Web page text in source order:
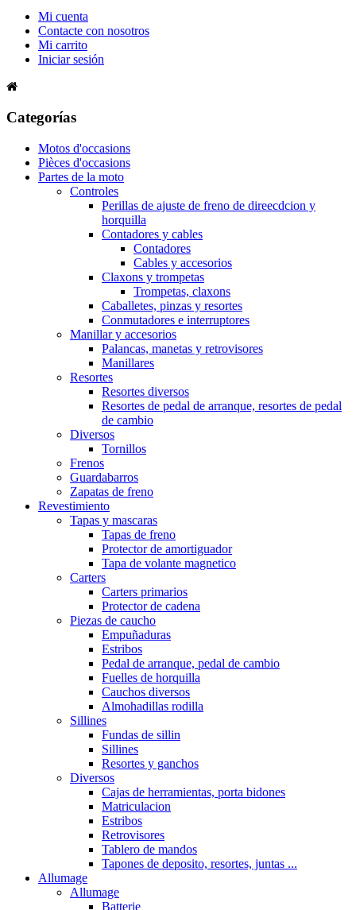
Mi cuenta
Contacte con nosotros
Mi carrito
Iniciar sesión
Categorías
Motos d'occasions
Pièces d'occasions
Partes de la moto
Controles
Perillas de ajuste de freno de direecdcion y
horquilla
Contadores y cables
Contadores
Cables y accesorios
Claxons y trompetas
Trompetas, claxons
Caballetes, pinzas y resortes
Conmutadores e interruptores
Manillar y accesorios
Palancas, manetas y retrovisores
Manillares
Resortes
Resortes diversos
Resortes de pedal de arranque, resortes de pedal
de cambio
Diversos
Tornillos
Frenos
Guardabarros
Zapatas de freno
Revestimiento
Tapas y mascaras
Tapas de freno
Protector de amortiguador
Tapa de volante magnetico
Carters
Carters primarios
Protector de cadena
Piezas de caucho
Empuñaduras
Estribos
Pedal de arranque, pedal de cambio
Fuelles de horquilla
Cauchos diversos
Almohadillas rodilla
Sillines
Fundas de sillin
Sillines
Resortes y ganchos
Diversos
Cajas de herramientas, porta bidones
Matriculacion
Estribos
Retrovisores
Tablero de mandos
Tapones de deposito, resortes, juntas ...
Allumage
Allumage
Batterie